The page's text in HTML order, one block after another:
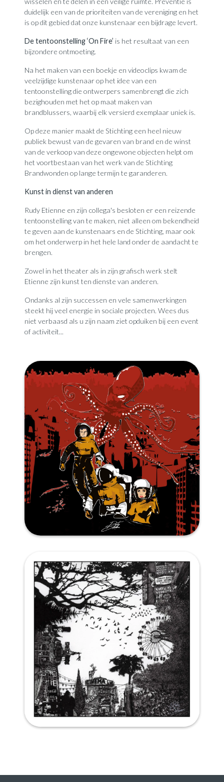
duidelijk een van de prioriteiten van de vereniging en het
is op dit gebied dat onze kunstenaar een bijdrage levert.
De tentoonstelling ‘On Fire’ is het resultaat van een
bijzondere ontmoeting.
Na het maken van een boekje en videoclips kwam de
veelzijdige kunstenaar op het idee van een
tentoonstelling die ontwerpers samenbrengt die zich
bezighouden met het op maat maken van
brandblussers, waarbij elk versierd exemplaar uniek is.
Op deze manier maakt de Stichting een heel nieuw
publiek bewust van de gevaren van brand en de winst
van de verkoop van deze ongewone objecten helpt om
het voortbestaan van het werk van de Stichting
Brandwonden op lange termijn te garanderen.
Kunst in dienst van anderen
Rudy Etienne en zijn collega's besloten er een reizende
tentoonstelling van te maken, niet alleen om bekendheid
te geven aan de kunstenaars en de Stichting, maar ook
om het onderwerp in het hele land onder de aandacht te
brengen.
Zowel in het theater als in zijn grafisch werk stelt
Etienne zijn kunst ten dienste van anderen.
Ondanks al zijn successen en vele samenwerkingen
steekt hij veel energie in sociale projecten. Wees dus
niet verbaasd als u zijn naam ziet opduiken bij een event
of activiteit...